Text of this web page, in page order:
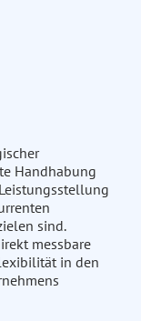
Handhabung
sind.
messbare
in den